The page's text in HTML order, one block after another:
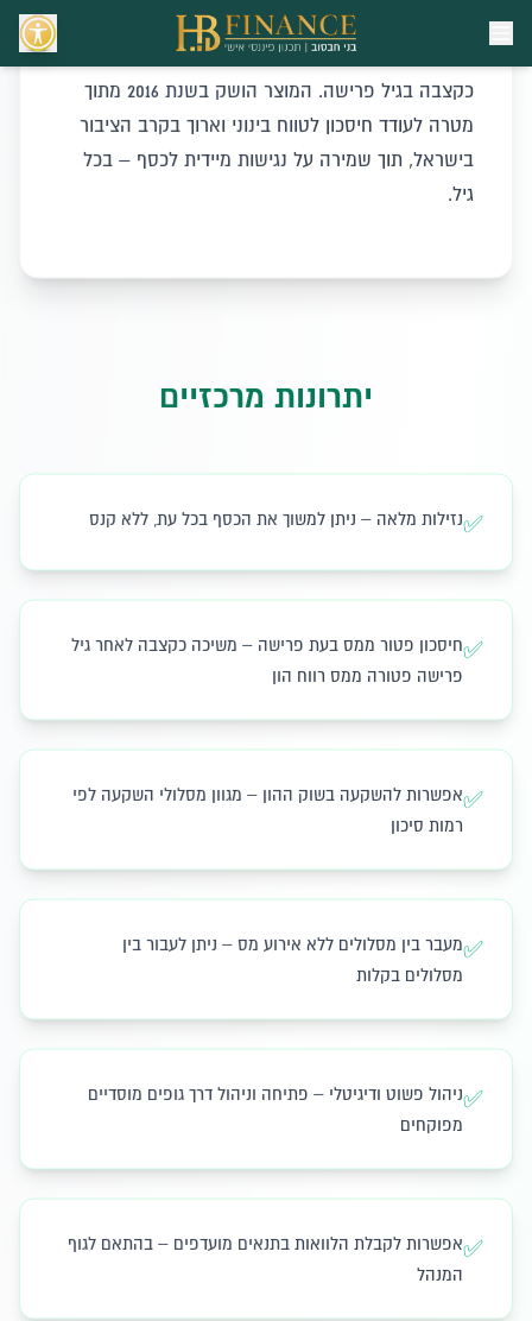
גמל להשקעה הוא מכשיר חיסכון גמיש וחדשני,
המשלב בין נזילות גבוהה לבין הטבות מס בעת משיכה
כקצבה בגיל פרישה. המוצר הושק בשנת 2016 מתוך
מטרה לעודד חיסכון לטווח בינוני וארוך בקרב הציבור
בישראל, תוך שמירה על נגישות מיידית לכסף – בכל
גיל.
יתרונות מרכזיים
✅נזילות מלאה – ניתן למשוך את הכסף בכל עת, ללא קנס
✅חיסכון פטור ממס בעת פרישה – משיכה כקצבה לאחר גיל
פרישה פטורה ממס רווח הון
✅אפשרות להשקעה בשוק ההון – מגוון מסלולי השקעה לפי
רמות סיכון
✅מעבר בין מסלולים ללא אירוע מס – ניתן לעבור בין
מסלולים בקלות
✅ניהול פשוט ודיגיטלי – פתיחה וניהול דרך גופים מוסדיים
מפוקחים
✅אפשרות לקבלת הלוואות בתנאים מועדפים – בהתאם לגוף
המנהל